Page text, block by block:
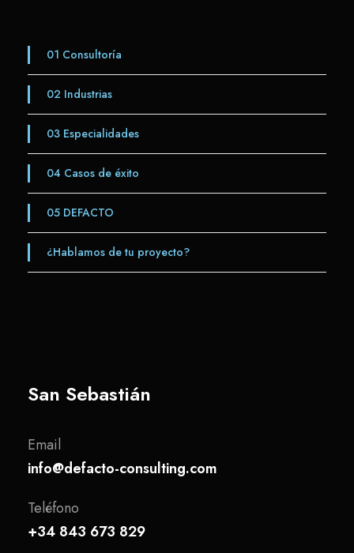
01 Consultoría
02 Industrias
03 Especialidades
04 Casos de éxito
05 DEFACTO
¿Hablamos de tu proyecto?
San Sebastián
Email
info@defacto-consulting.com
Teléfono
+34 843 673 829